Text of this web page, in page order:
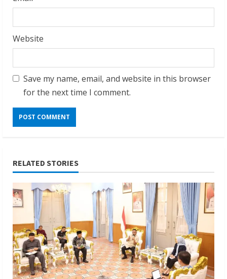
Website
Save my name, email, and website in this browser
for the next time I comment.
RELATED STORIES